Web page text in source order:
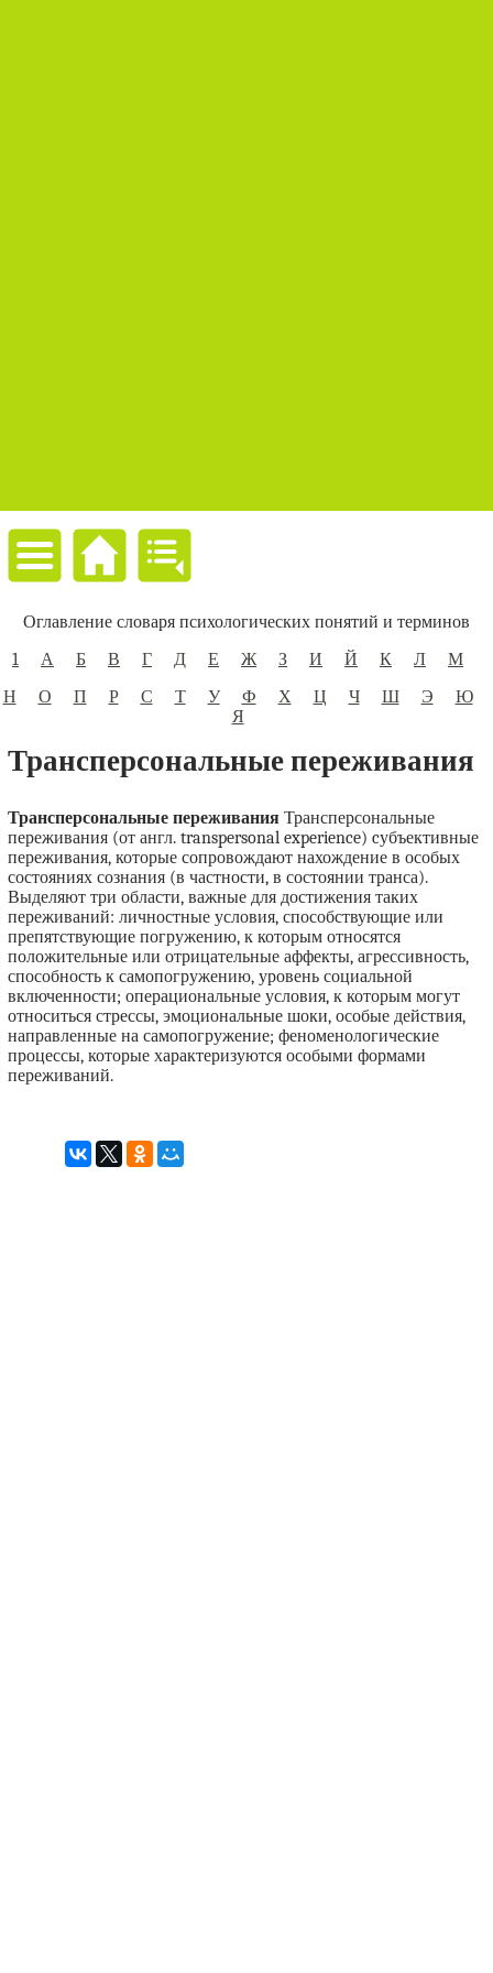
Оглавление словаря психологических понятий и терминов
1
А Б В Г Д Е Ж З И Й К Л
М
Н
О П Р С Т У Ф Х Ц Ч Ш Э
Ю
Я
Трансперсональные переживания
Трансперсональные переживанияТрансперсональные
переживания (от англ. transpersonal experience) cубъективные
переживания, которые сопровождают нахождение в особых
состояниях сознания (в частности, в состоянии транса).
Выделяют три области, важные для достижения таких
переживаний: личностные условия, способствующие или
препятствующие погружению, к которым относятся
положительные или отрицательные аффекты, агрессивность,
способность к самопогружению, уровень социальной
включенности; операциональные условия, к которым могут
относиться стрессы, эмоциональные шоки, особые действия,
направленные на самопогружение; феноменологические
процессы, которые характеризуются особыми формами
переживаний.